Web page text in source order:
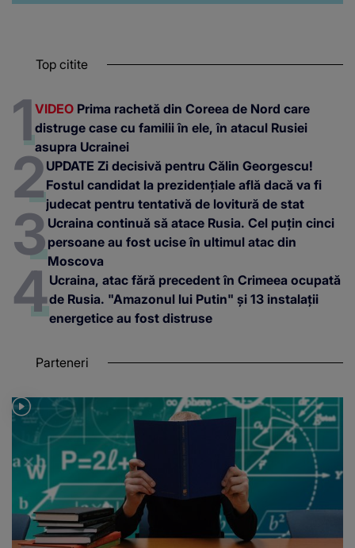
Top citite
VIDEO Prima rachetă din Coreea de Nord care
distruge case cu familii în ele, în atacul Rusiei
asupra Ucrainei
UPDATE Zi decisivă pentru Călin Georgescu!
Fostul candidat la prezidențiale află dacă va fi
judecat pentru tentativă de lovitură de stat
Ucraina continuă să atace Rusia. Cel puțin cinci
persoane au fost ucise în ultimul atac din
Moscova
Ucraina, atac fără precedent în Crimeea ocupată
de Rusia. "Amazonul lui Putin" și 13 instalații
energetice au fost distruse
Parteneri